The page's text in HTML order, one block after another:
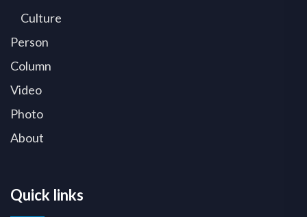
Culture
Person
Column
Video
Photo
About
Quick links